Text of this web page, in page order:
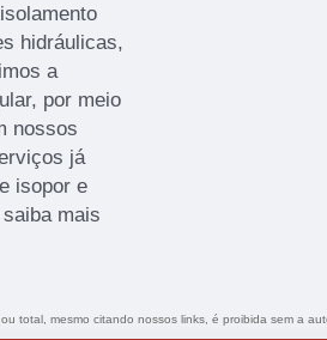
hidráulicas,
a
por meio
nossos
já
isopor e
mais
total, mesmo citando nossos links, é proibida sem a